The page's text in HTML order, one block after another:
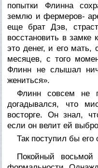
попытки Флинна
землю и фермеров-
еще брат Дэв,
восстановить в
это денег, и его мать,
месяцев, с того
Флинн не слышал
жениться».
Флинн совсем не
догадывался, что
восторге. Он знал,
если он велит ей
Так поступил бы его
Покойный